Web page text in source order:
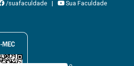
/suafaculdade | Sua Faculdade